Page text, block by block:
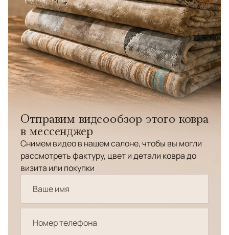
Отправим видеообзор этого ковра
в мессенджер
Снимем видео в нашем салоне, чтобы вы могли
рассмотреть фактуру, цвет и детали ковра до
визита или покупки